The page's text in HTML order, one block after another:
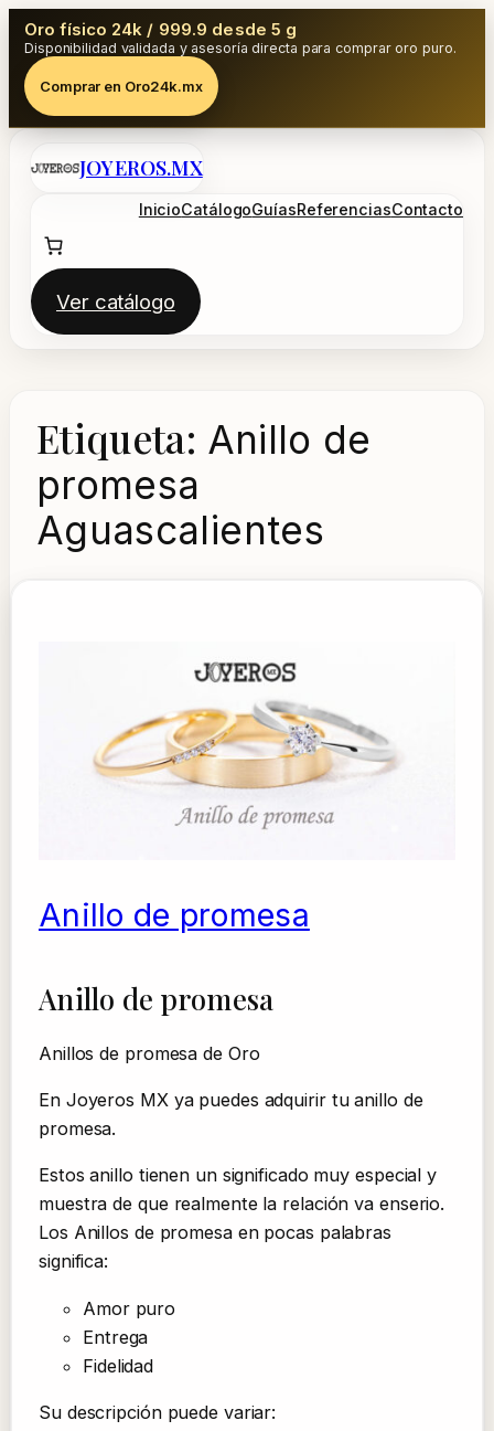
Oro físico 24k / 999.9 desde 5 g
Disponibilidad validada y asesoría directa para comprar oro puro.
Comprar en Oro24k.mx
Saltar
JOYEROS.MX
InicioCatálogoGuíasReferenciasContacto
Ver catálogo
Etiqueta: Anillo de
promesa
Aguascalientes
Anillo de promesa
Anillo de promesa
Anillos de promesa de Oro
En Joyeros MX ya puedes adquirir tu anillo de
promesa.
Estos anillo tienen un significado muy especial y
muestra de que realmente la relación va enserio.
Los Anillos de promesa en pocas palabras
significa:
Amor puro
Entrega
Fidelidad
Su descripción puede variar: